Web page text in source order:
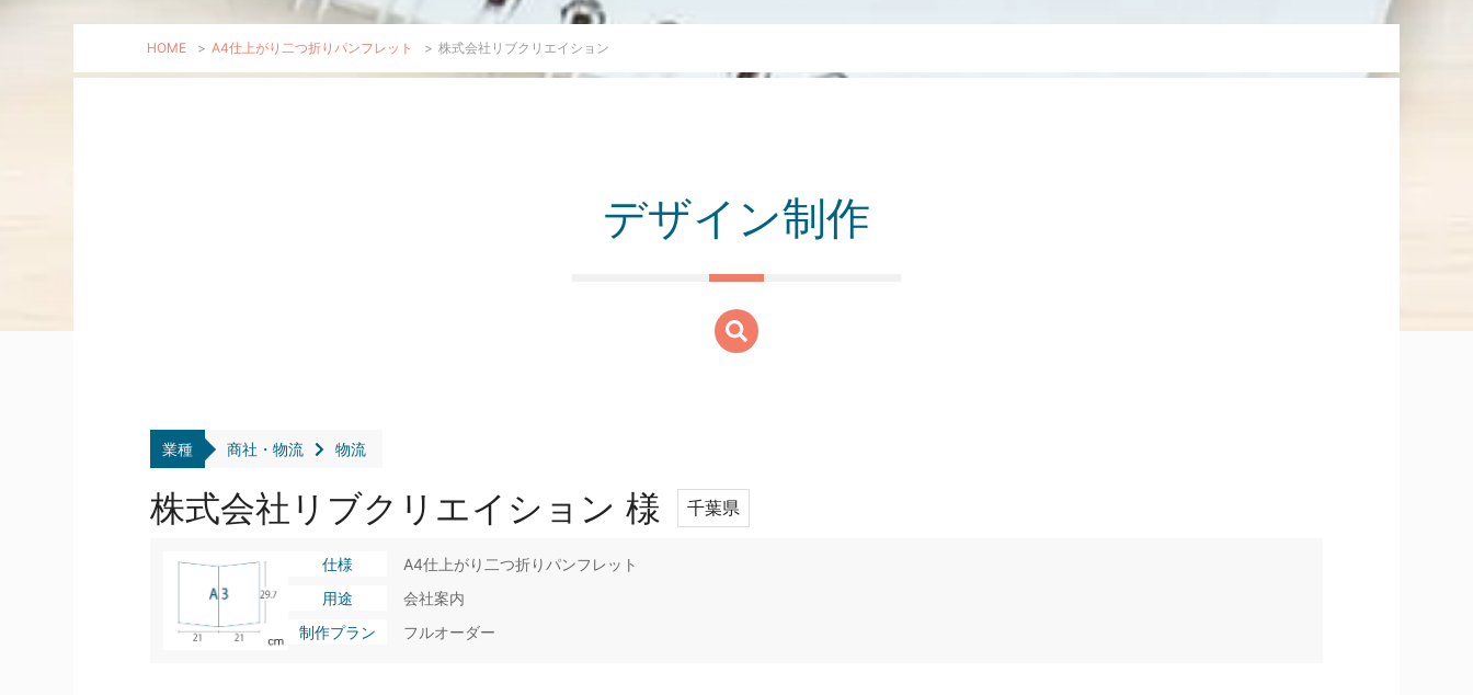
HOME > A4仕上がり二つ折りパンフレット > 株式会社リブクリエイション
デザイン制作
業種 商社・物流 物流
株式会社リブクリエイション 様 千葉県
仕様
A4仕上がり二つ折りパンフレット
用途
会社案内
制作プラン
フルオーダー